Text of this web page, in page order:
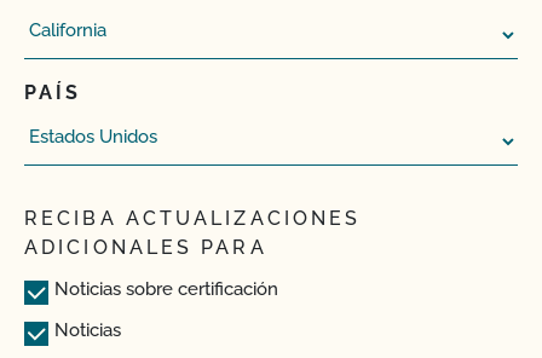
PAÍS
RECIBA ACTUALIZACIONES
ADICIONALES PARA
Noticias sobre certificación
Noticias